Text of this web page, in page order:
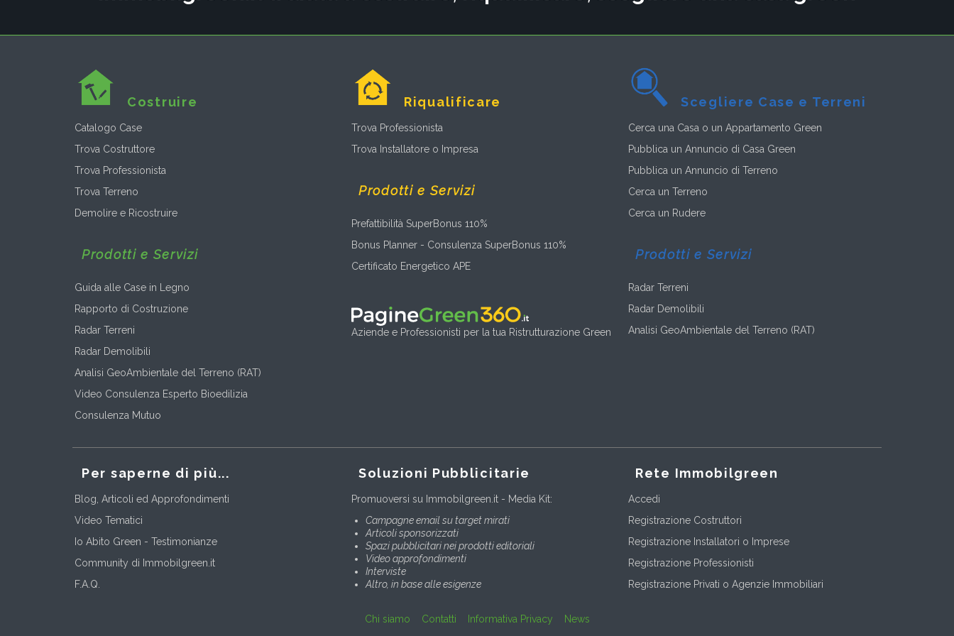
Costruire
Catalogo Case
Trova Costruttore
Trova Professionista
Trova Terreno
Demolire e Ricostruire
Prodotti e Servizi
Guida alle Case in Legno
Rapporto di Costruzione
Radar Terreni
Radar Demolibili
Analisi GeoAmbientale del Terreno (RAT)
Video Consulenza Esperto Bioedilizia
Consulenza Mutuo
Riqualificare
Trova Professionista
Trova Installatore o Impresa
Prodotti e Servizi
Prefattibilità SuperBonus 110%
Bonus Planner - Consulenza SuperBonus 110%
Certificato Energetico APE
Aziende e Professionisti per la tua Ristrutturazione Green
Scegliere Case e Terreni
Cerca una Casa o un Appartamento Green
Pubblica un Annuncio di Casa Green
Pubblica un Annuncio di Terreno
Cerca un Terreno
Cerca un Rudere
Prodotti e Servizi
Radar Terreni
Radar Demolibili
Analisi GeoAmbientale del Terreno (RAT)
Per saperne di più...
Blog, Articoli ed Approfondimenti
Video Tematici
Io Abito Green - Testimonianze
Community di Immobilgreen.it
F.A.Q.
Soluzioni Pubblicitarie
Promuoversi su Immobilgreen.it - Media Kit:
Campagne email su target mirati
Articoli sponsorizzati
Spazi pubblicitari nei prodotti editoriali
Video approfondimenti
Interviste
Altro, in base alle esigenze
Rete Immobilgreen
Accedi
Registrazione Costruttori
Registrazione Installatori o Imprese
Registrazione Professionisti
Registrazione Privati o Agenzie Immobiliari
Chi siamo Contatti Informativa Privacy News